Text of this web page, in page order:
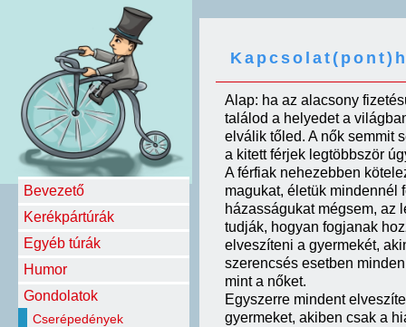
Bevezető
Kerékpártúrák
Egyéb túrák
Humor
Gondolatok
Cserépedények
Alap: ha az alacsony
találod a helyedet a
elválik tőled. A nők semmit
a kitett férjek legtöbbször
A férfiak nehezebben
magukat, életük mindennél
házasságukat mégsem, az
tudják, hogyan fogjanak
elveszíteni a gyermekét,
szerencsés esetben
mint a nőket.
Egyszerre mindent
gyermeket, akiben csak a